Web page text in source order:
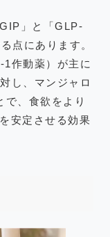
」と「GLP-
点にあります。
作動薬）が主に
し、マンジャロ
で、食欲をより
安定させる効果